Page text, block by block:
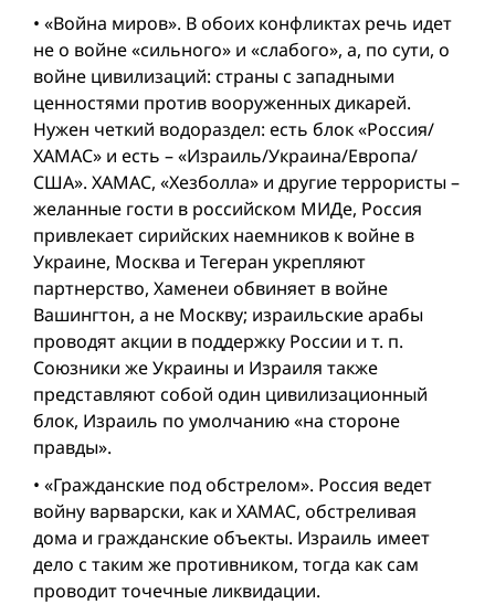
• «Вой­на миров». В обоих конфликтах речь идет
не о вой­не «сильного» и «слабого», а, по сути, о
вой­не цивилизаций: страны с западными
ценностями против вооруженных дикарей.
Нужен четкий водораздел: есть блок «Россия/
ХАМАС» и есть – «Израиль/Украина/Европа/
США». ХАМАС, «Хезболла» и другие террористы –
желанные гости в российском МИДе, Россия
привлекает сирийских наемников к вой­не в
Украине, Москва и Тегеран укрепляют
партнерство, Хаменеи обвиняет в вой­не
Вашингтон, а не Москву; израильские арабы
проводят акции в поддержку России и т. п.
Союзники же Украины и Израиля также
представляют собой один цивилизационный
блок, Израиль по умолчанию «на стороне
правды».
• «Гражданские под обстрелом». Россия ведет
вой­ну варварски, как и ХАМАС, обстреливая
дома и гражданские объекты. Израиль имеет
дело с таким же противником, тогда как сам
проводит точечные ликвидации.